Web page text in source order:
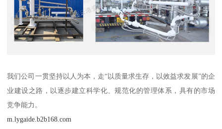
我们公司一贯坚持以人为本，走“以质量求生存，以效益求发展”的企
业建设之路，以逐步建立科学化、规范化的管理体系，具有的市场
竞争能力。
m.lygaide.b2b168.com